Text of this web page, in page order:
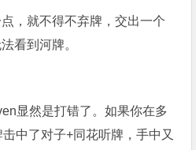
，就不得不弃牌，交出一个
看到河牌。
显然是打错了。如果你在多
中了对子+同花听牌，手中又